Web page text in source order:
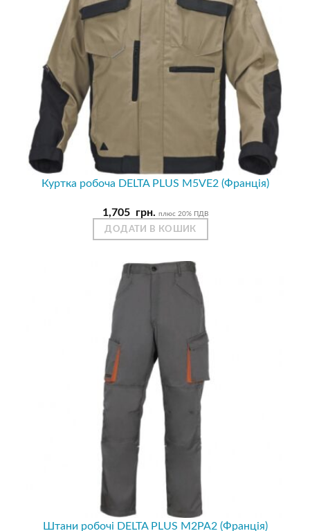
Куртка робоча DELTA PLUS M5VE2 (Франція)
1,705 грн. плюс 20% ПДВ
ДОДАТИ В КОШИК
Штани робочі DELTA PLUS M2PA2 (Франція)